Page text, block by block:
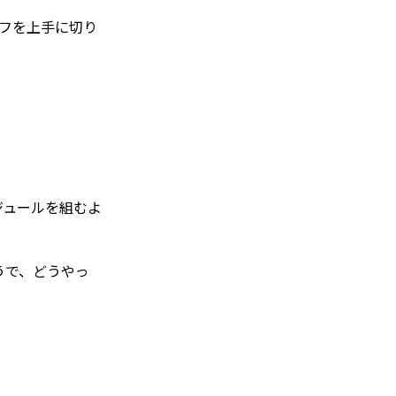
を上手に切り
ールを組むよ
、どうやっ